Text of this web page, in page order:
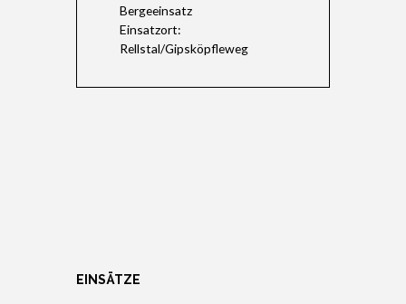
Bergeeinsatz
Einsatzort:
Rellstal/Gipsköpfleweg
EINSÄTZE